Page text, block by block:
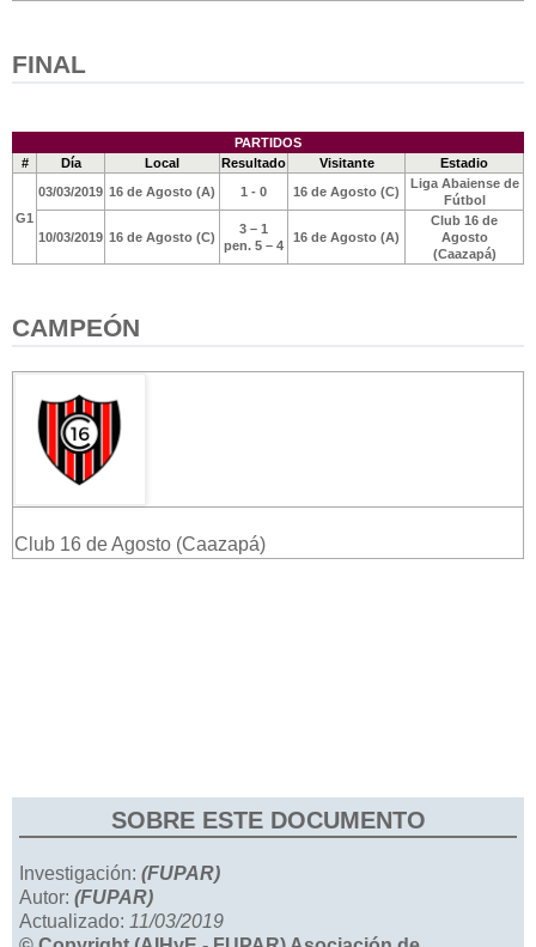
FINAL
PARTIDOS
#
Día Local Resultado Visitante Estadio
G1
03/03/2019 16 de Agosto (A) 1 - 0 16 de Agosto (C)
Liga Abaiense de
Fútbol
10/03/2019 16 de Agosto (C)
3 – 1
pen. 5 – 4
16 de Agosto (A)
Club 16 de
Agosto
(Caazapá)
CAMPEÓN
Club 16 de Agosto (Caazapá)
SOBRE ESTE DOCUMENTO
Investigación: (FUPAR)
Autor: (FUPAR)
Actualizado: 11/03/2019